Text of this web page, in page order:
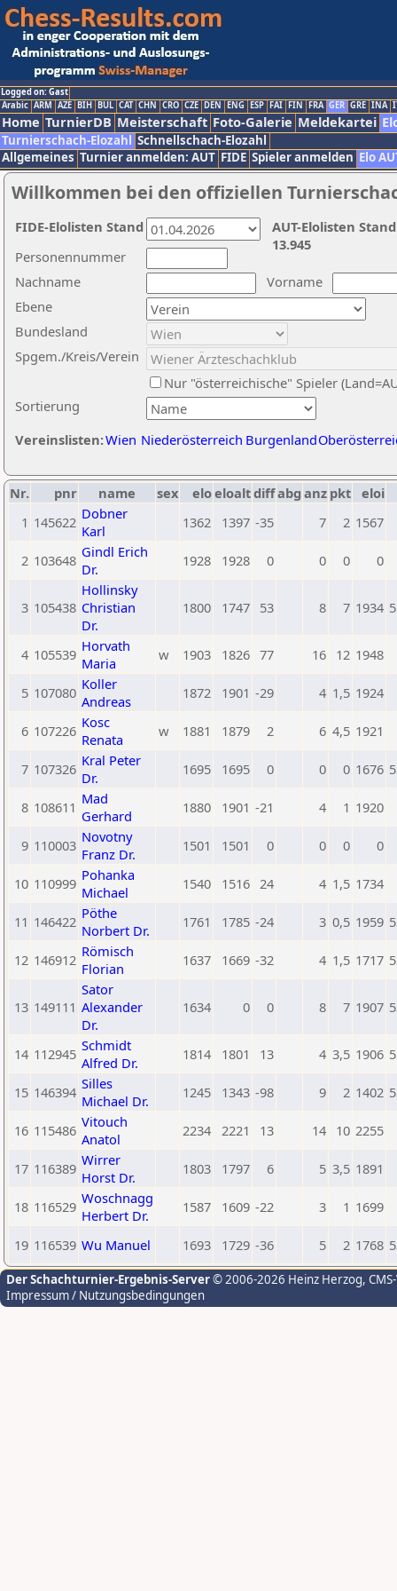
Logged on: Gast
Arabic ARM AZE BIH BUL CAT CHN CRO CZE DEN ENG ESP FAI FIN FRA GER GRE INA
Home TurnierDB Meisterschaft Foto-Galerie Meldekartei
Turnierschach-Elozahl Schnellschach-Elozahl
Allgemeines Turnier anmelden: AUT FIDE Spieler anmelden Elo
Willkommen bei den offiziellen
Nachname
Vorname
Ebene
Sortierung
Personennummer
Bundesland
Spgem./Kreis/Verein
Nur "österreichische" Spieler
Vereinslisten:Wien Niederösterreich Burgenland
AUT-Elolisten
13.945
FIDE-Elolisten Stand
Nr. pnr name sex eloeloaltdiffabg anz pkt eloi
1 145622 Dobner
Karl
1362 1397 -35 7 2 1567
2 103648 Gindl Erich
Dr.
1928 1928 0 0 0 0
3 105438
Hollinsky
Christian
Dr.
1800 1747 53 8 7 1934
4 105539 Horvath
Maria
w 1903 1826 77 16 12 1948
5 107080 Koller
Andreas
1872 1901 -29 4 1,5 1924
6 107226 Kosc
Renata
w 1881 1879 2 6 4,5 1921
7 107326 Kral Peter
Dr.
1695 1695 0 0 0 1676
8 108611 Mad
Gerhard
1880 1901 -21 4 1 1920
9 110003 Novotny
Franz Dr.
1501 1501 0 0 0 0
10 110999 Pohanka
Michael
1540 1516 24 4 1,5 1734
11 146422 Pöthe
Norbert Dr.
1761 1785 -24 3 0,5 1959
12 146912 Römisch
Florian
1637 1669 -32 4 1,5 1717
13 149111
Sator
Alexander
Dr.
1634 0 0 8 7 1907
14 112945 Schmidt
Alfred Dr.
1814 1801 13 4 3,5 1906
15 146394 Silles
Michael Dr.
1245 1343 -98 9 2 1402
16 115486 Vitouch
Anatol
2234 2221 13 14 10 2255
17 116389 Wirrer
Horst Dr.
1803 1797 6 5 3,5 1891
18 116529 Woschnagg
Herbert Dr.
1587 1609 -22 3 1 1699
19 116539 Wu Manuel 1693 1729 -36 5 2 1768
Der Schachturnier-Ergebnis-Server© 2006-2026 Heinz Herzog,
Impressum / Nutzungsbedingungen